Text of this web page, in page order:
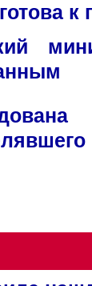
к